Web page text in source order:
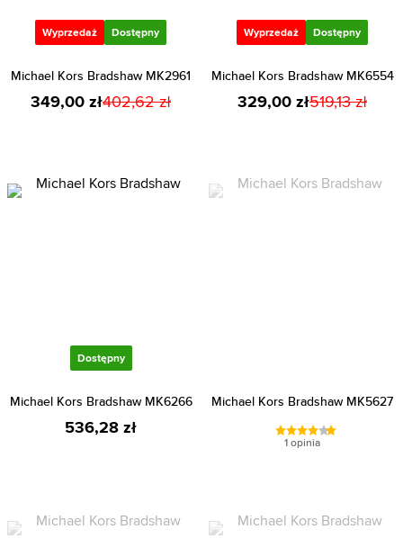
Wyprzedaż Dostępny
Michael Kors Bradshaw MK2961
349,00 zł402,62 zł
Wyprzedaż Dostępny
Michael Kors Bradshaw MK6554
329,00 zł519,13 zł
Dostępny
Michael Kors Bradshaw MK6266
536,28 zł
Michael Kors Bradshaw MK5627
1 opinia